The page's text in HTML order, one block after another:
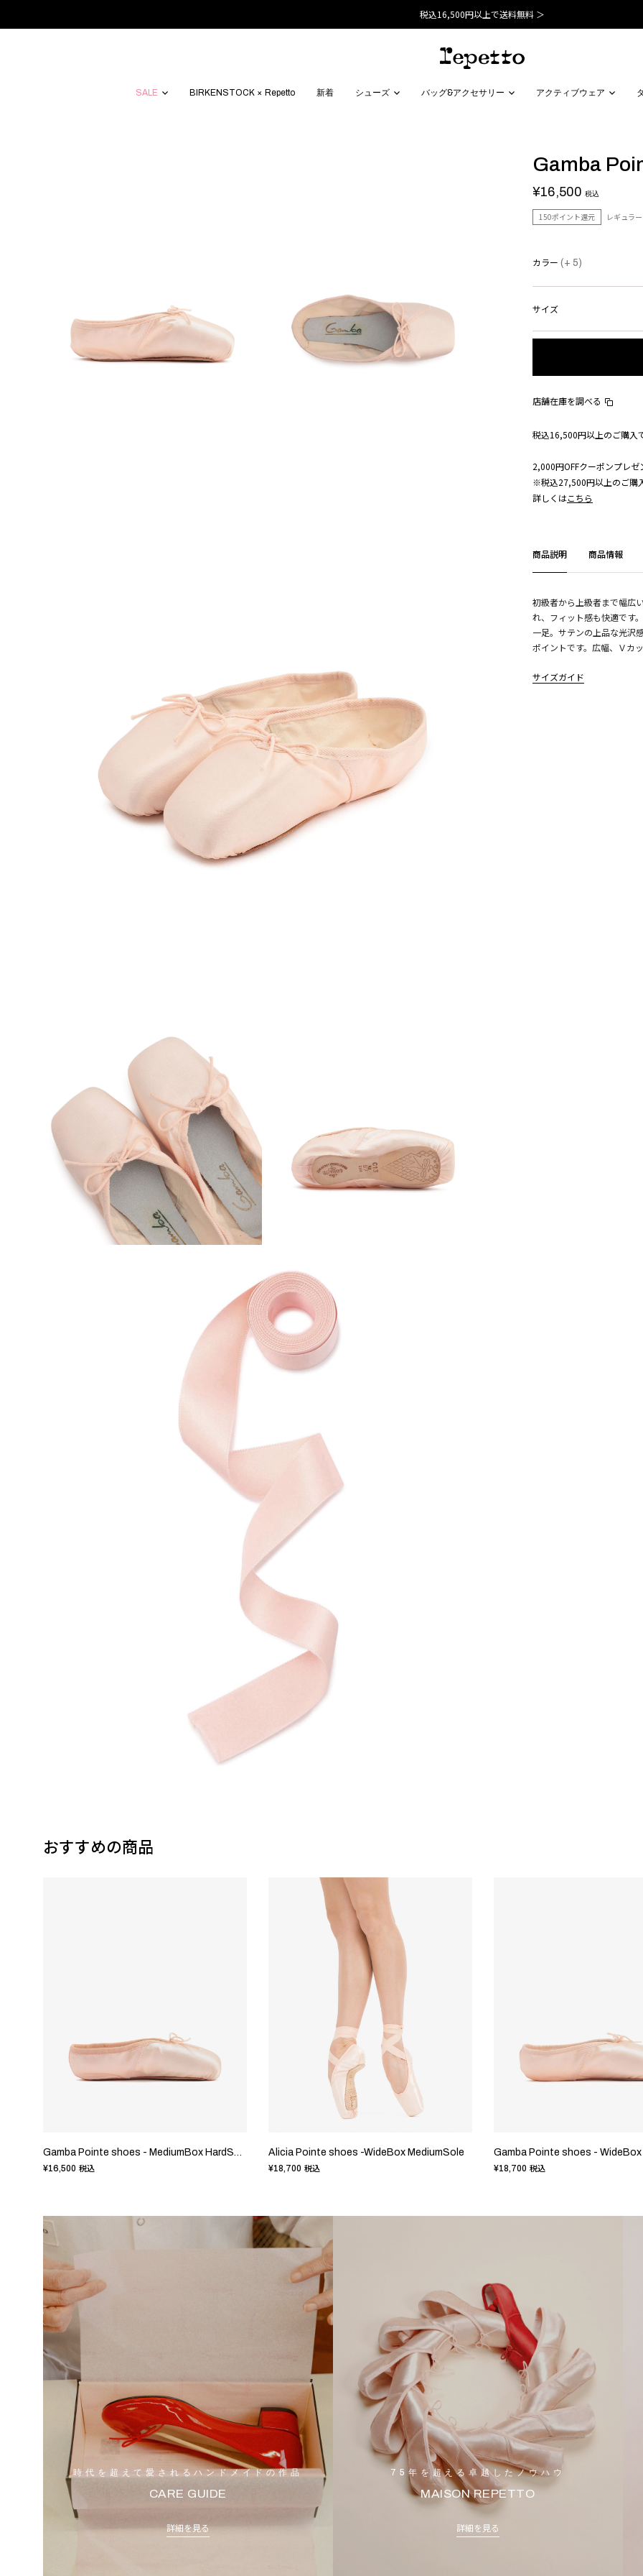
税込16,500円以上で送料無料 ＞
SALE BIRKENSTOCK × Repetto 新着 シューズ バッグ&アクセサリー アクティブウェア
Gamba
¥16,500 税込
150ポイント還元 レギュラ
カラー (+ 5)
サイズ
店舗在庫を調べる
税込16,500円以上のご購入
2,000円OFFクーポンプレゼ
※税込27,500円以上のご購
詳しくはこちら
商品説明 商品情報
初級者から上級者まで幅広
れ、フィット感も快適です
一足。サテンの上品な光沢
ポイントです。広幅、Ｖカ
サイズガイド
おすすめの商品
Gamba Pointe shoes - MediumBox HardSole
¥16,500 税込
Alicia Pointe shoes -WideBox MediumSole
¥18,700 税込
Gamba Pointe shoes -
¥18,700 税込
時代を超えて愛されるハンドメイドの作品
CARE GUIDE
詳細を見る
75年を超える卓越したノウハウ
MAISON REPETTO
詳細を見る